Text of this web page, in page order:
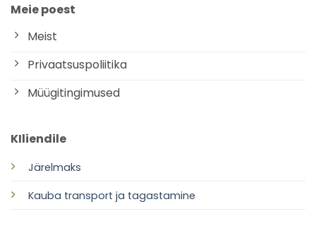
KIliendile
Järelmaks
Kauba transport ja tagastamine
Meie poest
Meist
Privaatsuspoliitika
Müügitingimused